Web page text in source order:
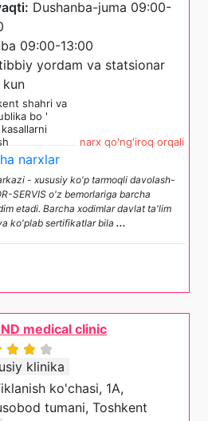
Dushanba-juma 09:00-
09:00-13:00
yordam va statsionar
kun
shahri va
bo '
narx qo'ng'iroq orqali
narxlar
- xususiy ko'p tarmoqli davolash-
SERVIS o'z bemorlariga barcha
etadi. Barcha xodimlar davlat ta'lim
ko'plab sertifikatlar bila ...
medical clinic
klinika
ko'chasi, 1A,
tumani, Toshkent